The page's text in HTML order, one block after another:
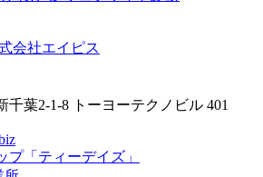
葉2-1-8 トーヨーテクノビル 401
プ「ティーデイズ」